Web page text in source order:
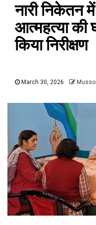
नारी निकेतन
आत्महत्या की
किया निरीक्षण
March 30, 2026